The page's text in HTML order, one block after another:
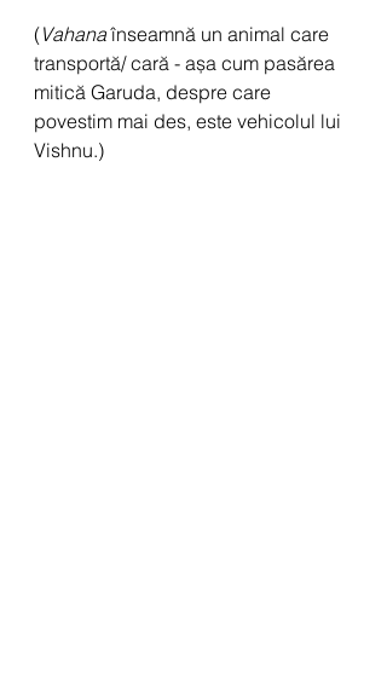
(Vahana înseamnă un animal care
transportă/ cară - așa cum pasărea
mitică Garuda, despre care
povestim mai des, este vehicolul lui
Vishnu.)